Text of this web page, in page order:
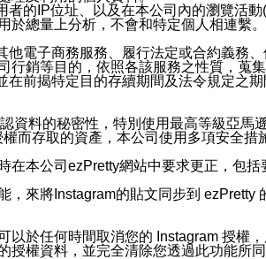
的IP位址、以及在本公司內的瀏覽活
總量上分析，不會和特定個人相連繫。
電子商務服務、履行法定或合約義務
銷等目的，依照各該服務之性質，蒐
前揭特定目的存續期間及法令規定之
資料的秘密性，特別使用最高等級亞馬
而存取的資產，本公司使用多項安全措
本公司ezPretty網站中要求更正，包括
來將Instagram的貼文同步到
於任何時間取消您的 Instagram 授權
權資料，並完全清除您透過此功能所同